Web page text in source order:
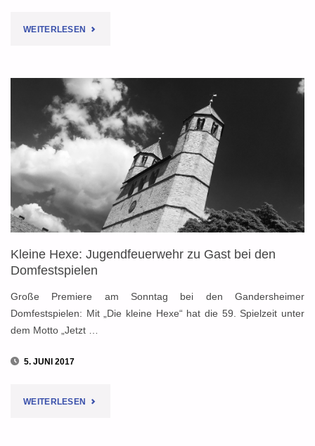
WEITERLESEN "JUGENDFEUERWEHR
PLATZ
21
MIT
JÜNGSTER
GRUPPE"
Kleine Hexe: Jugendfeuerwehr zu Gast bei den
Domfestspielen
Große Premiere am Sonntag bei den Gandersheimer
Domfestspielen: Mit „Die kleine Hexe“ hat die 59. Spielzeit unter
dem Motto „Jetzt …
5. JUNI 2017
WEITERLESEN "KLEINE